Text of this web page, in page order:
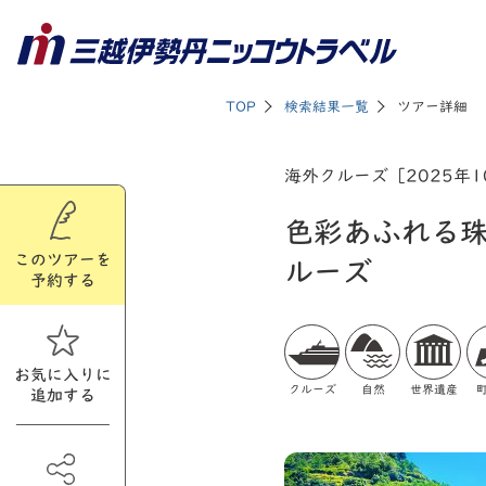
このツアーを
予約する
お気に入りに
追加する
TOP 検索結果一覧 ツアー詳細
海外クルーズ［2025年
色彩あふれる
ルーズ
クルーズ 自然 世界遺産